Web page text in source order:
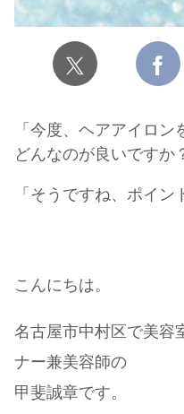
「今度、ヘアアイロン
どんなのが良いですか
「そうですね、ポイ
こんにちは。
名古屋市中村区で美容
ナー兼美容師の
甲斐誠章です。